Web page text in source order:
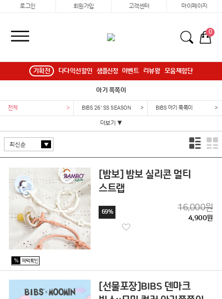
로그인 회원가입 고객센터 마이페이지
0
기획전 다다익선할인 샘플신청 이벤트 리뷰왕 모움체험단
아기 쪽쪽이
전체 > BIBS 26' SS SEASON > BIBS 아기 쪽쪽이 >
더보기 ▼
[밤보] 밤보 실리콘 멀티
스트랩
69% 16,000원
4,900원
% 혜택확인
[선물포장]BIBS 덴마크